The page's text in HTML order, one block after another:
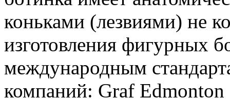
коньками (лезвиями) не
изготовления фигурных
международным
компаний: Graf